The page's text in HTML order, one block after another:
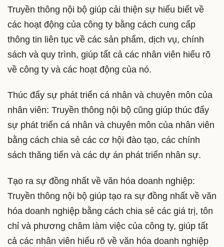
Truyền thông nội bộ giúp cải thiện sự hiểu biết về
các hoạt động của công ty bằng cách cung cấp
thông tin liên tục về các sản phẩm, dịch vụ, chính
sách và quy trình, giúp tất cả các nhân viên hiểu rõ
về công ty và các hoạt động của nó.
Thúc đẩy sự phát triển cá nhân và chuyên môn của
nhân viên: Truyền thông nội bộ cũng giúp thúc đẩy
sự phát triển cá nhân và chuyên môn của nhân viên
bằng cách chia sẻ các cơ hội đào tạo, các chính
sách thăng tiến và các dự án phát triển nhân sự.
Tạo ra sự đồng nhất về văn hóa doanh nghiệp:
Truyền thông nội bộ giúp tạo ra sự đồng nhất về văn
hóa doanh nghiệp bằng cách chia sẻ các giá trị, tôn
chỉ và phương châm làm việc của công ty, giúp tất
cả các nhân viên hiểu rõ về văn hóa doanh nghiệp